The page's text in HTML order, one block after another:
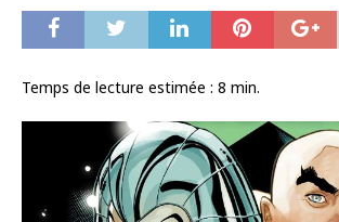
Temps de lecture estimée : 8 min.